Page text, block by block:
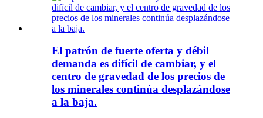
El patrón de fuerte oferta y débil
demanda es difícil de cambiar, y el
centro de gravedad de los precios de
los minerales continúa desplazándose
a la baja.